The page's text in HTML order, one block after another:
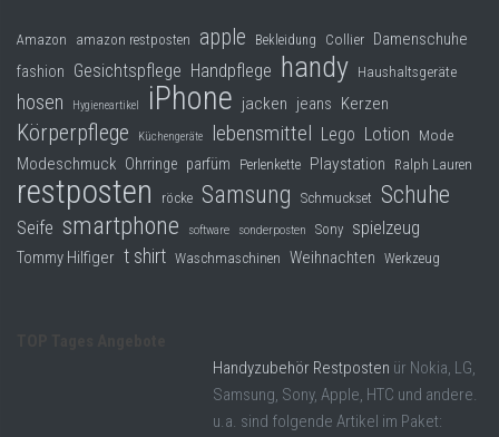
Amazon amazon restposten apple Bekleidung Collier Damenschuhe
fashion Gesichtspflege Handpflege handy Haushaltsgeräte
hosen Hygieneartikel iPhone jacken jeans Kerzen
Körperpflege Küchengeräte lebensmittel Lego Lotion Mode
Modeschmuck Ohrringe parfüm Perlenkette Playstation Ralph Lauren
restposten röcke Samsung Schmuckset Schuhe
Seife smartphone software sonderposten Sony spielzeug
Tommy Hilfiger t shirt Waschmaschinen Weihnachten Werkzeug
Handyzubehör Restposten ür Nokia, LG,
Samsung, Sony, Apple, HTC und andere.
u.a. sind folgende Artikel im Paket: